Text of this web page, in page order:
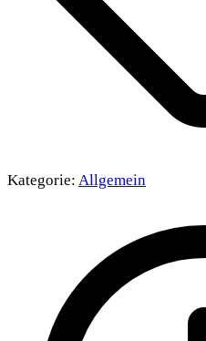
Kategorie: Allgemein